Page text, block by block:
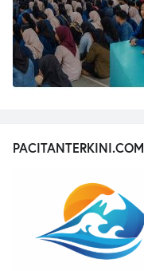
PACITANTERKINI.COM